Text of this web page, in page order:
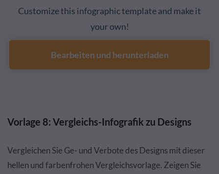
Customize this infographic template and make it
your own!
Bearbeiten und herunterladen
Vorlage 8: Vergleichs-Infografik zu Designs
Vergleichen Sie Ge- und Verbote des Designs mit dieser
hellen und farbenfrohen Vergleichsvorlage. Zeigen Sie